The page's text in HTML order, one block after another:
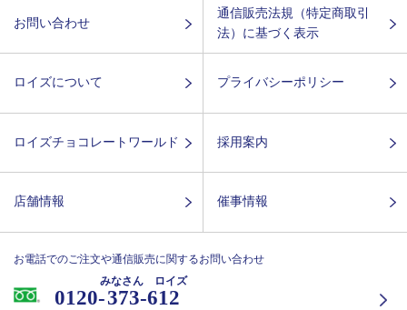
お問い合わせ
通信販売法規（特定商取引
法）に基づく表示
ロイズについて プライバシーポリシー
ロイズチョコレートワールド 採用案内
店舗情報 催事情報
お電話でのご注文や通信販売に関するお問い合わせ
0120-373-612
みなさん ロイズ